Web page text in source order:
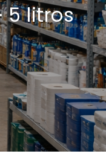
5 litros